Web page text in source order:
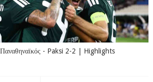
- Paksi 2-2 | Highlights